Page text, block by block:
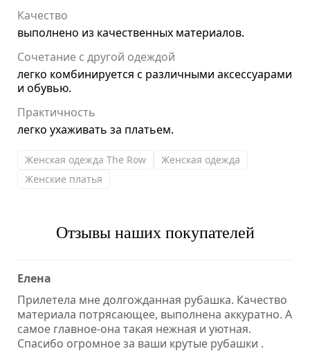
Качество
выполнено из качественных материалов.
Сочетание с другой одеждой
легко комбинируется с различными аксессуарами
и обувью.
Практичность
легко ухаживать за платьем.
Женская одежда The Row
Женская одежда
Женские платья
Отзывы наших покупателей
Елена
Прилетела мне долгожданная рубашка. Качество
материала потрясающее, выполнена аккуратно. А
самое главное-она такая нежная и уютная.
Спасибо огромное за ваши крутые рубашки .